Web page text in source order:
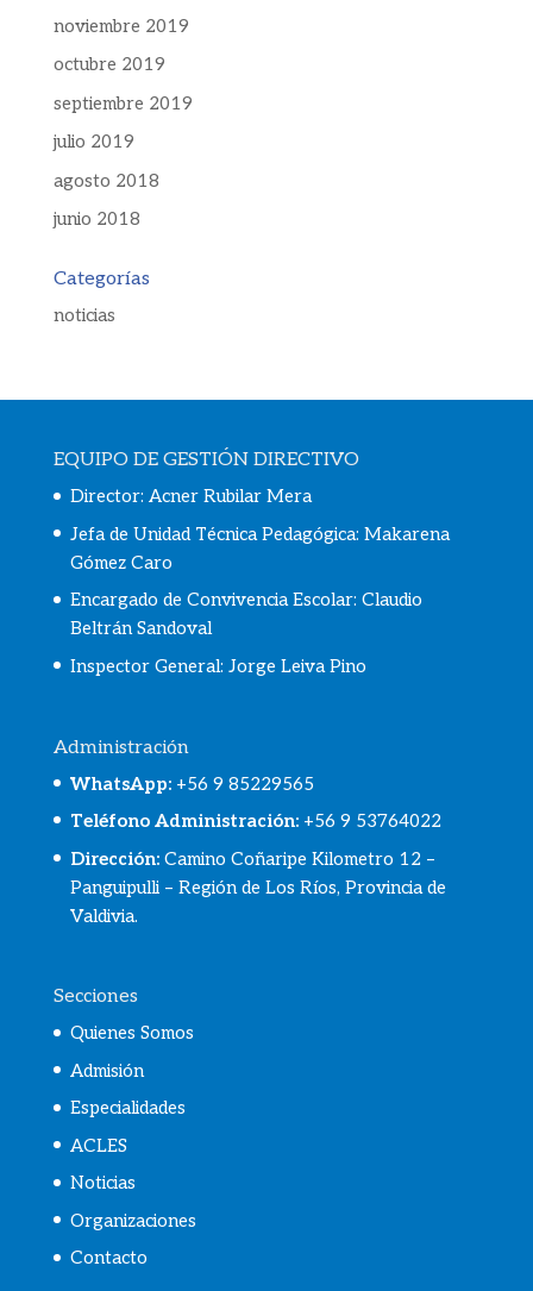
noviembre 2019
octubre 2019
septiembre 2019
julio 2019
agosto 2018
junio 2018
Categorías
noticias
EQUIPO DE GESTIÓN DIRECTIVO
Director: Acner Rubilar Mera
Jefa de Unidad Técnica Pedagógica: Makarena
Gómez Caro
Encargado de Convivencia Escolar: Claudio
Beltrán Sandoval
Inspector General: Jorge Leiva Pino
Administración
WhatsApp: +56 9 85229565
Teléfono Administración: +56 9 53764022
Dirección:Camino Coñaripe Kilometro 12 –
Panguipulli – Región de Los Ríos, Provincia de
Valdivia.
Secciones
Quienes Somos
Admisión
Especialidades
ACLES
Noticias
Organizaciones
Contacto